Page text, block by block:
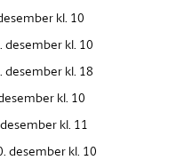
kl. 10
desember kl. 10
desember kl. 18
kl. 10
kl. 11
desember kl. 10